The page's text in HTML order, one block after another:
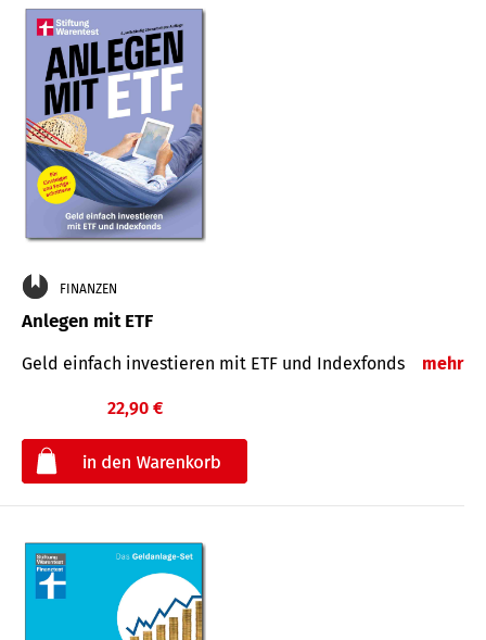
FINANZEN
Anlegen mit ETF
Geld einfach investieren mit ETF und Indexfonds mehr
22,90 €